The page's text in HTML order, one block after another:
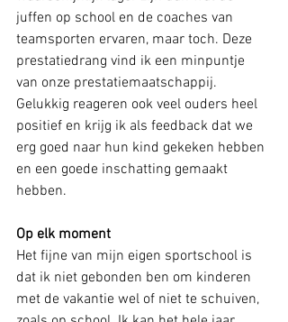
juffen op school en de coaches van
teamsporten ervaren, maar toch. Deze
prestatiedrang vind ik een minpuntje
van onze prestatiemaatschappij.
Gelukkig reageren ook veel ouders heel
positief en krijg ik als feedback dat we
erg goed naar hun kind gekeken hebben
en een goede inschatting gemaakt
hebben.
Op elk moment
Het fijne van mijn eigen sportschool is
dat ik niet gebonden ben om kinderen
met de vakantie wel of niet te schuiven,